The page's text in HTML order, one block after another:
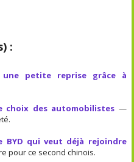
:
petite reprise grâce à
choix des automobilistes —
BYD qui veut déjà rejoindre
pour ce second chinois.